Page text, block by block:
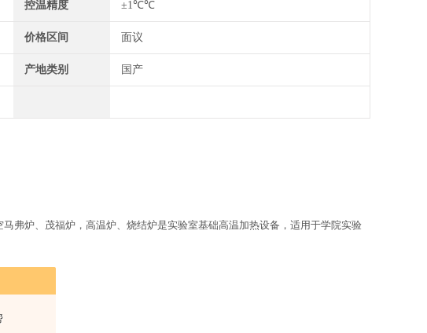
控温精度 ±1℃℃
价格区间 面议
产地类别 国产
弗炉、茂福炉，高温炉、烧结炉是实验室基础高温加热设备，适用于学院实验